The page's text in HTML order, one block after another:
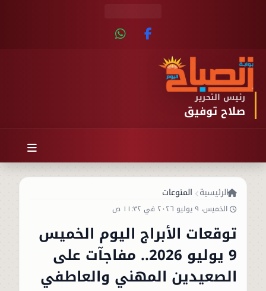
رئيس التحرير
صلاح توفيق
الرئيسية المنوعات
الخميس، ٩ يوليو ٢٠٢٦ في ١١:٣٢ ص
توقعات الأبراج اليوم الخميس
9 يوليو 2026.. مفاجآت على
الصعيدين المهني والعاطفي